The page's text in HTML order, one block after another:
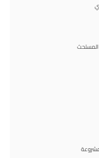
المستحث